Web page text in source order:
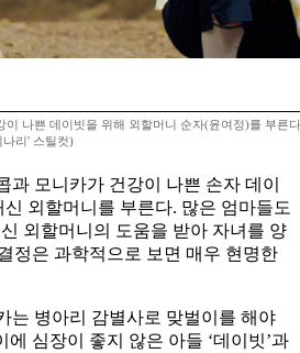
나쁜 데이빗을 위해 외할머니 순자(윤여정)를 부른
나리' 스틸컷)
과 모니카가 건강이 나쁜 손자 데이
외할머니를 부른다. 많은 엄마들도
외할머니의 도움을 받아 자녀를 양
정은 과학적으로 보면 매우 현명한
는 병아리 감별사로 맞벌이를 해야
심장이 좋지 않은 아들 ‘데이빗’과